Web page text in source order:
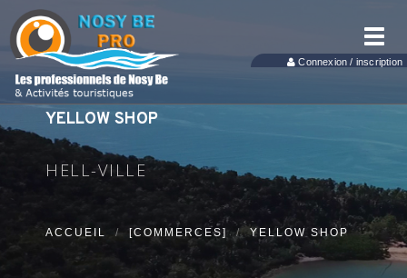
Connexion / inscription
YELLOW SHOP
HELL-VILLE
ACCUEIL [COMMERCES] YELLOW SHOP